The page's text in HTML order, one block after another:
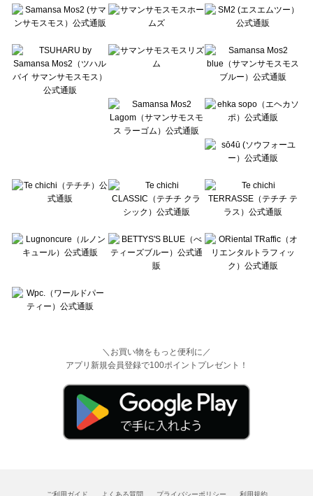
Te chichi（テチチ）のボトムス一覧
Te chichi CLASSIC（テチチ クラシック）のボトムス一覧
Lugnoncure（ルノンキュール）のボトムス一覧
BETTY'S BLUE（べティーズブルー）のボトムス一覧
Wpc.（ワールドパーティー）のボトムス一覧
＼お買い物をもっと便利に／
アプリ新規会員登録で100ポイントプレゼント！
ご利用ガイド よくある質問 プライバシーポリシー 利用規約